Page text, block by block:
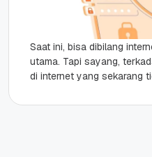
Saat ini, bisa dibilang
utama. Tapi sayang,
di internet yang sekarang